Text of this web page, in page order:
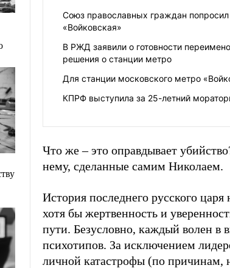
Союз православных граждан
«Войковская»
В РЖД заявили о готовности
решения о станции метро
Для станции московского метро
КПРФ выступила за 25-летний
Что же – это оправдывает
нему, сделанные самим Николаем.
История последнего русского
хотя бы жертвенность и
пути. Безусловно, каждый волен в
психотипов. За исключением
личной катастрофы (по причинам,